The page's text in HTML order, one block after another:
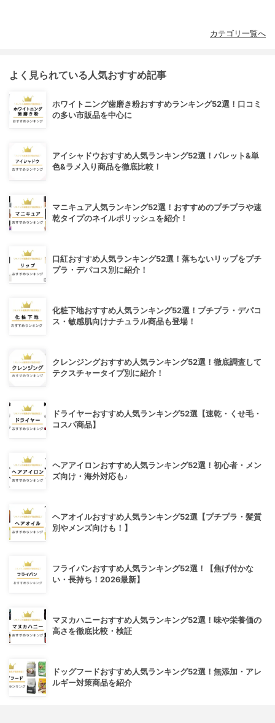
カテゴリ一覧へ
よく見られている人気おすすめ記事
ホワイトニング歯磨き粉おすすめランキング52選！口コミ
の多い市販品を中心に
アイシャドウおすすめ人気ランキング52選！パレット&単
色&ラメ入り商品を徹底比較！
マニキュア人気ランキング52選！おすすめのプチプラや速
乾タイプのネイルポリッシュを紹介！
口紅おすすめ人気ランキング52選！落ちないリップをプチ
プラ・デパコス別に紹介！
化粧下地おすすめ人気ランキング52選！プチプラ・デパコ
ス・敏感肌向けナチュラル商品も登場！
クレンジングおすすめ人気ランキング52選！徹底調査して
テクスチャータイプ別に紹介！
ドライヤーおすすめ人気ランキング52選【速乾・くせ毛・
コスパ商品】
ヘアアイロンおすすめ人気ランキング52選！初心者・メン
ズ向け・海外対応も♪
ヘアオイルおすすめ人気ランキング52選【プチプラ・髪質
別やメンズ向けも！】
フライパンおすすめ人気ランキング52選！【焦げ付かな
い・長持ち！2026最新】
マヌカハニーおすすめ人気ランキング52選！味や栄養価の
高さを徹底比較・検証
ドッグフードおすすめ人気ランキング52選！無添加・アレ
ルギー対策商品を紹介